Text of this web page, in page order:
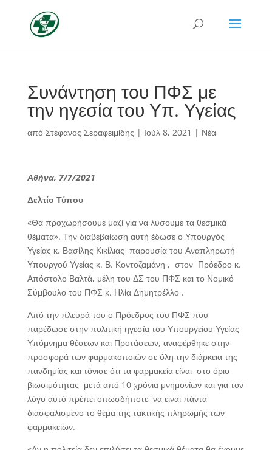
Συνάντηση του ΠΦΣ με
την ηγεσία του Υπ. Υγείας
από Στέφανος Σεραφειμίδης | Ιούλ 8, 2021 | Νέα
Αθήνα, 7/7/2021
Δελτίο Τύπου
«Θα προχωρήσουμε μαζί για να λύσουμε τα θεσμικά
θέματα». Την διαβεβαίωση αυτή έδωσε ο Υπουργός
Υγείας κ. Βασίλης Κικίλιας παρουσία του Αναπληρωτή
Υπουργού Υγείας κ. Β. Κοντοζαμάνη , στον Πρόεδρο κ.
Απόστολο Βαλτά, μέλη του ΔΣ του ΠΦΣ και το Νομικό
Σύμβουλο του ΠΦΣ κ. Ηλία Δημητρέλλο .
Από την πλευρά του ο Πρόεδρος του ΠΦΣ που
παρέδωσε στην πολιτική ηγεσία του Υπουργείου Υγείας
Υπόμνημα θέσεων και Προτάσεων, αναφέρθηκε στην
προσφορά των φαρμακοποιών σε όλη την διάρκεια της
πανδημίας και τόνισε ότι τα φαρμακεία είναι στο όριο
βιωσιμότητας μετά από 10 χρόνια μνημονίων και για τον
λόγο αυτό πρέπει οπωσδήποτε να είναι πάντα
διασφαλισμένο το θέμα της τακτικής πληρωμής των
φαρμακείων.